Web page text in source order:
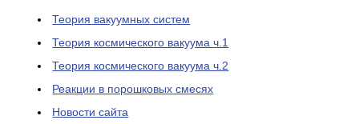
Теория вакуумных систем
Теория космического вакуума ч.1
Теория космического вакуума ч.2
Реакции в порошковых смесях
Новости сайта